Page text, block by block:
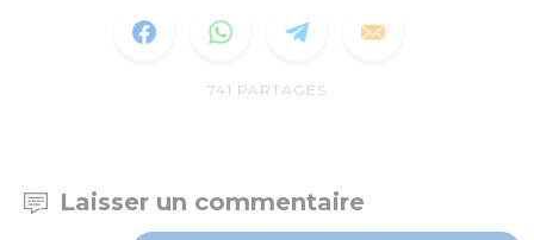
741 PARTAGES
Laisser un commentaire